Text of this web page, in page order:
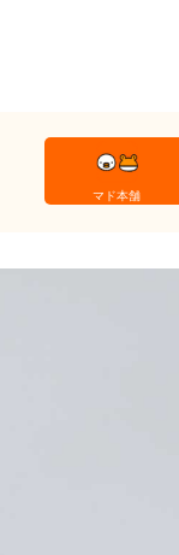
マド本舗